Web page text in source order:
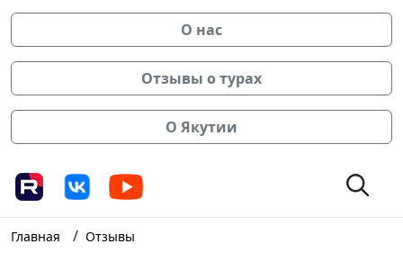
О нас
Отзывы о турах
О Якутии
Главная / Отзывы